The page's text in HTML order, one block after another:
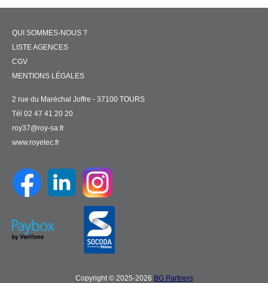
QUI SOMMES-NOUS ?
LISTE AGENCES
CGV
MENTIONS LÉGALES
2 rue du Maréchal Joffre - 37100 TOURS
Tél 02 47 41 20 20
roy37@roy-sa.fr
www.royelec.fr
Copyright © 2025-2026 BG Partners